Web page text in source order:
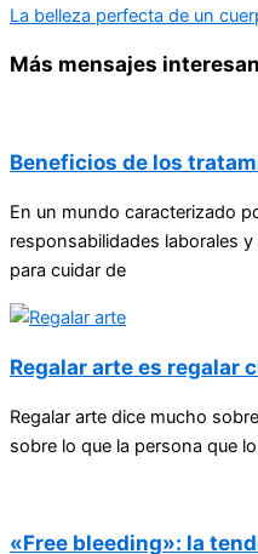
La belleza perfecta de un
Más mensajes
Beneficios de los
En un mundo caracterizado
responsabilidades laborales
para cuidar de
Regalar arte es regalar
Regalar arte dice mucho
sobre lo que la persona que
«Free bleeding»: la